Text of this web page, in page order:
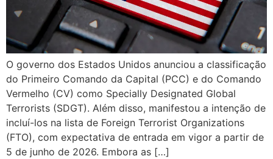
O governo dos Estados Unidos anunciou a classificação
do Primeiro Comando da Capital (PCC) e do Comando
Vermelho (CV) como Specially Designated Global
Terrorists (SDGT). Além disso, manifestou a intenção de
incluí-los na lista de Foreign Terrorist Organizations
(FTO), com expectativa de entrada em vigor a partir de
5 de junho de 2026. Embora as […]